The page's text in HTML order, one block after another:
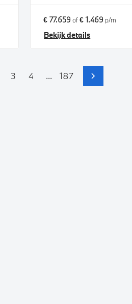
€ 77.659 of€ 1.469 p/m
Bekijk details
3 4 ... 187